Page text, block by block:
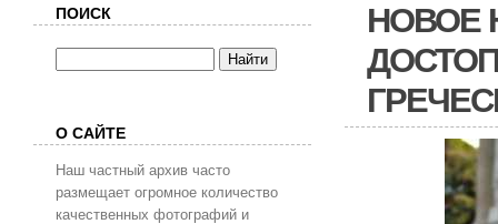
НОВОЕ
ПОИСК
О САЙТЕ
Наш частный архив часто
размещает огромное количество
качественных фотографий и